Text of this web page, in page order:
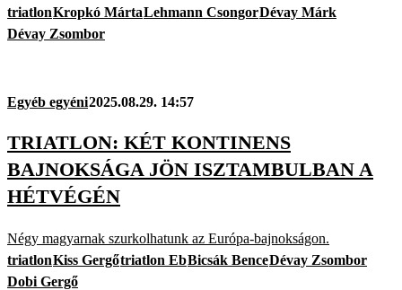
triatlonKropkó MártaLehmann CsongorDévay Márk
Dévay Zsombor
Egyéb egyéni2025.08.29. 14:57
TRIATLON: KÉT KONTINENS
BAJNOKSÁGA JÖN ISZTAMBULBAN A
HÉTVÉGÉN
Négy magyarnak szurkolhatunk az Európa-bajnokságon.
triatlonKiss Gergőtriatlon EbBicsák BenceDévay Zsombor
Dobi Gergő